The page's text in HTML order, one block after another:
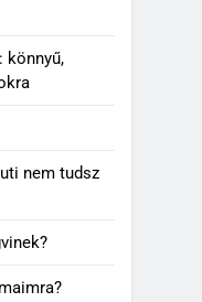
könnyű,
nem tudsz
a látványos